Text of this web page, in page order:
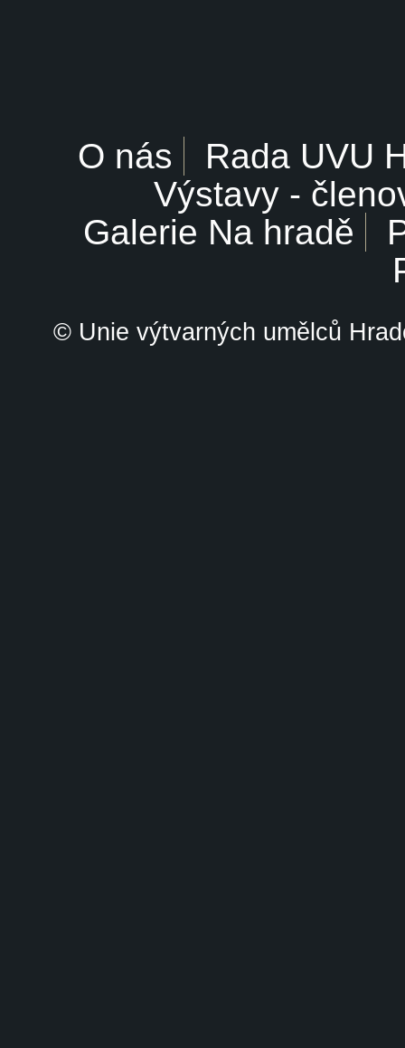
O nás
Rada UVU
Výstavy -
Galerie Na hradě
© Unie výtvarných umělců